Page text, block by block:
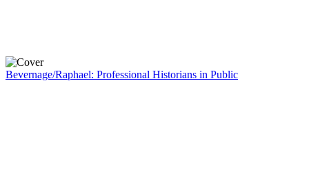
Bevernage/Raphael: Professional Historians in Public